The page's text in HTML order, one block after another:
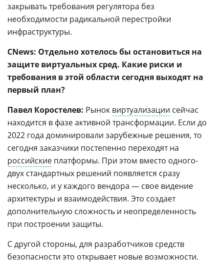
закрывать требования регулятора без
необходимости радикальной перестройки
инфраструктуры.
CNews: Отдельно хотелось бы остановиться на
защите виртуальных сред. Какие риски и
требования в этой области сегодня выходят на
первый план?
Павел Коростелев: Рынок виртуализации сейчас
находится в фазе активной трансформации. Если до
2022 года доминировали зарубежные решения, то
сегодня заказчики постепенно переходят на
российские платформы. При этом вместо одного-
двух стандартных решений появляется сразу
несколько, и у каждого вендора — свое видение
архитектуры и взаимодействия. Это создает
дополнительную сложность и неопределенность
при построении защиты.
С другой стороны, для разработчиков средств
безопасности это открывает новые возможности.